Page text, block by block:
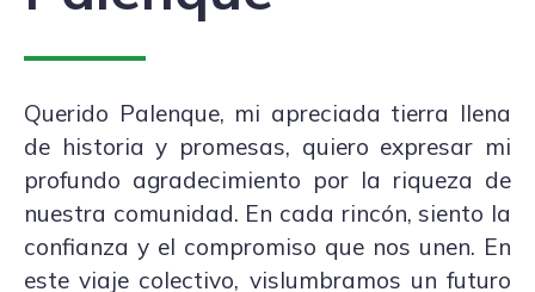
Querido Palenque, mi apreciada tierra llena
de historia y promesas, quiero expresar mi
profundo agradecimiento por la riqueza de
nuestra comunidad. En cada rincón, siento la
confianza y el compromiso que nos unen. En
este viaje colectivo, vislumbramos un futuro